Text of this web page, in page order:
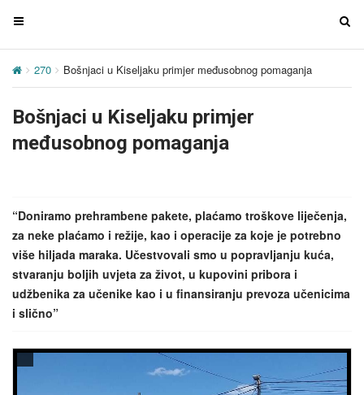
T
g
e
n
g
a
t
i
o
n
T
g
a
o
270 Bošnjaci u Kiseljaku primjer međusobnog pomaganja
Bošnjaci u Kiseljaku primjer
međusobnog pomaganja
“Doniramo prehrambene pakete, plaćamo troškove liječenja,
za neke plaćamo i režije, kao i operacije za koje je potrebno
više hiljada maraka. Učestvovali smo u popravljanju kuća,
stvaranju boljih uvjeta za život, u kupovini pribora i
udžbenika za učenike kao i u finansiranju prevoza učenicima
i slično”